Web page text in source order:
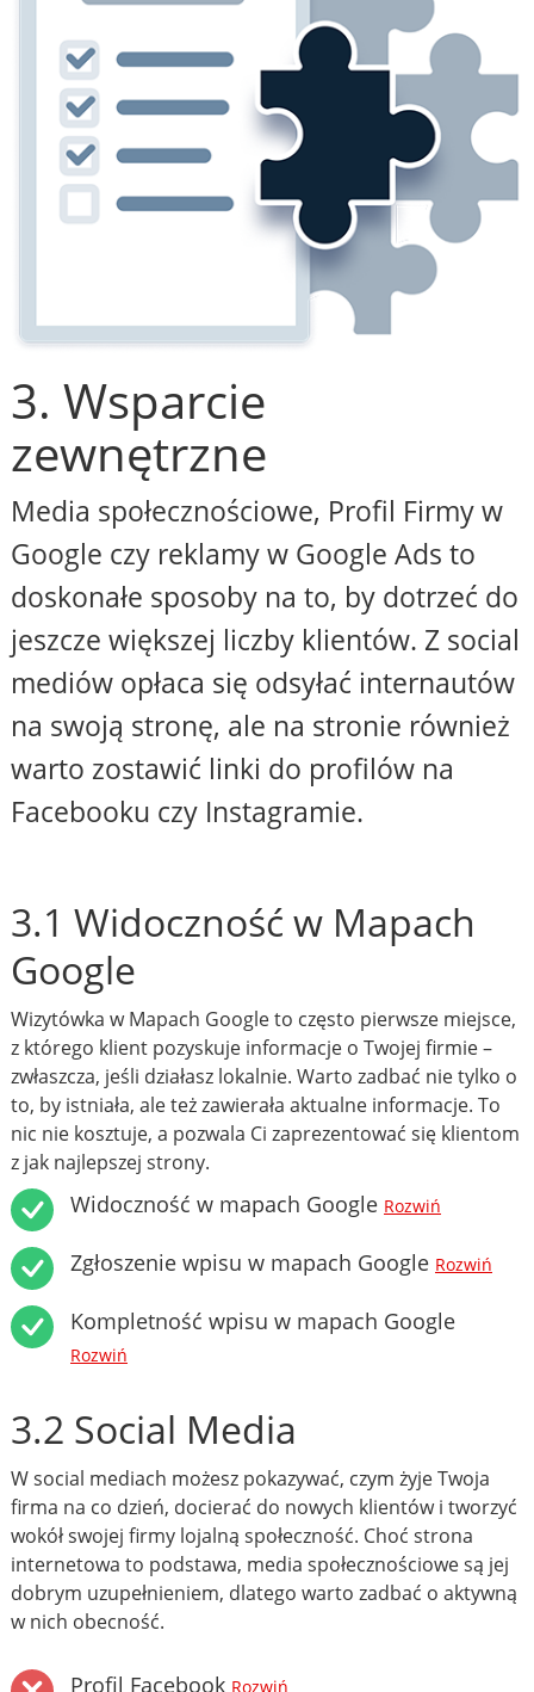
3. Wsparcie
zewnętrzne
Media społecznościowe, Profil Firmy w
Google czy reklamy w Google Ads to
doskonałe sposoby na to, by dotrzeć do
jeszcze większej liczby klientów. Z social
mediów opłaca się odsyłać internautów
na swoją stronę, ale na stronie również
warto zostawić linki do profilów na
Facebooku czy Instagramie.
3.1 Widoczność w Mapach
Google
Wizytówka w Mapach Google to często pierwsze miejsce,
z którego klient pozyskuje informacje o Twojej firmie –
zwłaszcza, jeśli działasz lokalnie. Warto zadbać nie tylko o
to, by istniała, ale też zawierała aktualne informacje. To
nic nie kosztuje, a pozwala Ci zaprezentować się klientom
z jak najlepszej strony.
Widoczność w mapach Google Rozwiń
Zgłoszenie wpisu w mapach Google Rozwiń
Kompletność wpisu w mapach Google
Rozwiń
3.2 Social Media
W social mediach możesz pokazywać, czym żyje Twoja
firma na co dzień, docierać do nowych klientów i tworzyć
wokół swojej firmy lojalną społeczność. Choć strona
internetowa to podstawa, media społecznościowe są jej
dobrym uzupełnieniem, dlatego warto zadbać o aktywną
w nich obecność.
Profil Facebook